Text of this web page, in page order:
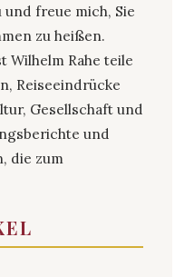
freue mich, Sie
zu heißen.
Wilhelm Rahe teile
Reiseeindrücke
Gesellschaft und
und
die zum